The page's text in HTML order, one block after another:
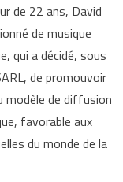
de 22 ans, David
de musique
qui a décidé, sous
de promouvoir
modèle de diffusion
favorable aux
du monde de la